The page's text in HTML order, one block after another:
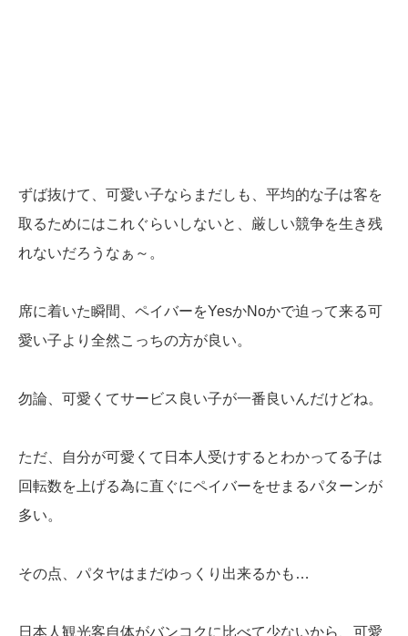
ずば抜けて、可愛い子ならまだしも、平均的な子は客を
取るためにはこれぐらいしないと、厳しい競争を生き残
れないだろうなぁ～。
席に着いた瞬間、ペイバーをYesかNoかで迫って来る可
愛い子より全然こっちの方が良い。
勿論、可愛くてサービス良い子が一番良いんだけどね。
ただ、自分が可愛くて日本人受けするとわかってる子は
回転数を上げる為に直ぐにペイバーをせまるパターンが
多い。
その点、パタヤはまだゆっくり出来るかも…
日本人観光客自体がバンコクに比べて少ないから、可愛